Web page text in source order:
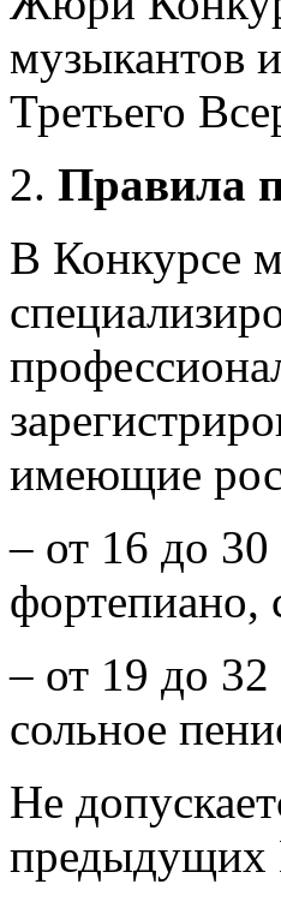
музыкантов
Третьего
Правила
В Конкурсе
имеющие
– от 16 до
фортепиано,
– от 19 до
сольное
Не
предыдущих